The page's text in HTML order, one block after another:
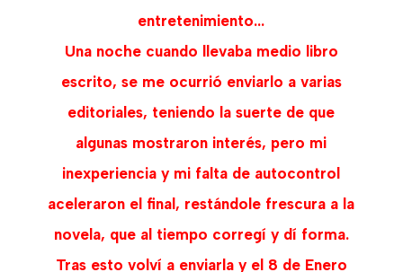
entretenimiento...
Una noche cuando llevaba medio libro
escrito, se me ocurrió enviarlo a varias
editoriales, teniendo la suerte de que
algunas mostraron interés, pero mi
inexperiencia y mi falta de autocontrol
aceleraron el final, restándole frescura a la
novela, que al tiempo corregí y dí forma.
Tras esto volví a enviarla y el 8 de Enero